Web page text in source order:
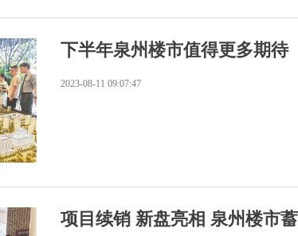
下半年泉州楼市值得更多期待
2023-08-11 09:07:47
项目续销 新盘亮相 泉州楼市